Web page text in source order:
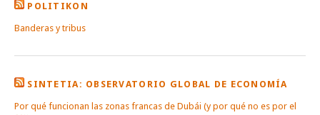
POLITIKON
Banderas y tribus
SINTETIA: OBSERVATORIO GLOBAL DE ECONOMÍA
Por qué funcionan las zonas francas de Dubái (y por qué no es por el